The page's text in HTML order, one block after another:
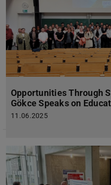
Opportunities Through
Gökce Speaks on
11.06.2025